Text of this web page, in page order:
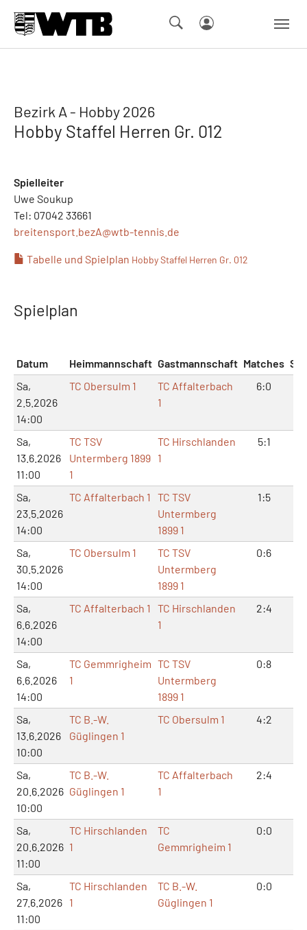
Bezirk A - Hobby 2026
Hobby Staffel Herren Gr. 012
Spielleiter
Uwe Soukup
Tel: 07042 33661
breitensport.bezA@wtb-tennis.de
Tabelle und Spielplan Hobby Staffel Herren Gr. 012
Spielplan
Datum Heimmannschaft Gastmannschaft Matches
Sa,
2.5.2026
14:00
TC Obersulm 1
TC Affalterbach
1
6:0
Sa,
13.6.2026
11:00
TC TSV
Untermberg 1899
1
TC Hirschlanden
1
5:1
Sa,
23.5.2026
14:00
TC Affalterbach 1
TC TSV
Untermberg
1899 1
1:5
Sa,
30.5.2026
14:00
TC Obersulm 1
TC TSV
Untermberg
1899 1
0:6
Sa,
6.6.2026
14:00
TC Affalterbach 1
TC Hirschlanden
1
2:4
Sa,
6.6.2026
14:00
TC Gemmrigheim
1
TC TSV
Untermberg
1899 1
0:8
Sa,
13.6.2026
10:00
TC B.-W.
Güglingen 1
TC Obersulm 1 4:2
Sa,
20.6.2026
10:00
TC B.-W.
Güglingen 1
TC Affalterbach
1
2:4
Sa,
20.6.2026
11:00
TC Hirschlanden
1
TC
Gemmrigheim 1
0:0
Sa,
27.6.2026
11:00
TC Hirschlanden
1
TC B.-W.
Güglingen 1
0:0